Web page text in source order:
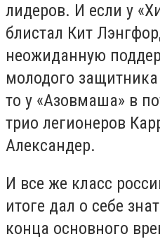
лидеров. И если у
блистал Кит
неожиданную
молодого
то у «Азовмаша» в
трио легионеров
Александер.
И все же класс
итоге дал о себе
конца основного